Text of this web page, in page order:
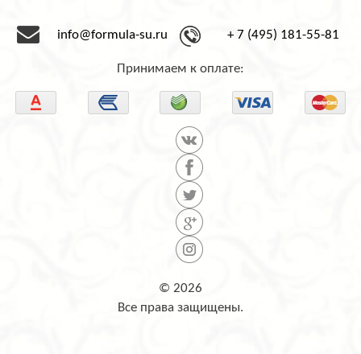
info@formula-su.ru + 7 (495) 181-55-81
Принимаем к оплате:
© 2026
Все права защищены.